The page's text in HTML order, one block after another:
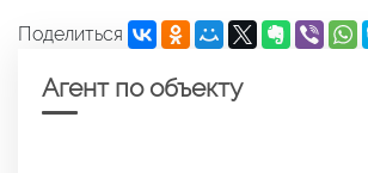
Поделиться
Агент по объекту